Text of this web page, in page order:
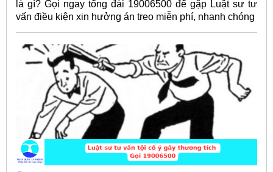
là gì? Gọi ngay tổng đài 19006500 để gặp Luật sưtư
vấn điều kiện xin hưởng án treo miễn phí, nhanh chóng